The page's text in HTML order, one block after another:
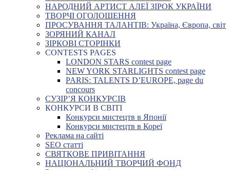
НАРОДНИЙ АРТИСТ АЛЕЇ ЗІРОК УКРАЇНИ
ТВОРЧІ ОГОЛОШЕННЯ
ПРОСУВАННЯ ТАЛАНТІВ: Україна, Європа, світ
ЗОРЯНИЙ КАНАЛ
ЗІРКОВІ СТОРІНКИ
CONTESTS PAGES
LONDON STARS contest page
NEW YORK STARLIGHTS contest page
PARIS: TALENTS D’EUROPE, page du
concours
СУЗІР’Я КОНКУРСІВ
КОНКУРСИ В СВІТІ
Конкурси мистецтв в Японії
Конкурси мистецтв в Кореї
Реклама на сайті
SEO статті
СВЯТКОВЕ ПРИВІТАННЯ
НАЦІОНАЛЬНИЙ ТВОРЧИЙ ФОНД